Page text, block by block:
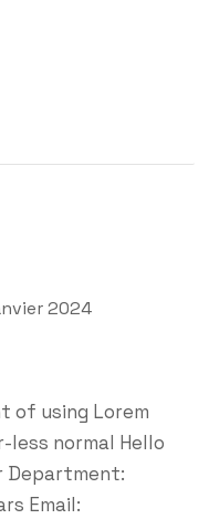
2024
of using Lorem
less normal Hello
Department:
Email: